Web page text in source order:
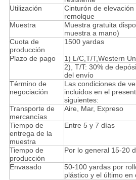
Utilización
Cinturón de
remolque
Muestra
Muestra gratuita
muestra a mano)
Cuota de
producción
1500 yardas
Plazo de pago
1) L/C,T/T,Western
2), T/T: 30% de
del envío
Término de
negociación
Las condiciones de
incluidos en el
siguientes:
Transporte de
mercancías
Aire, Mar, Expreso
Tiempo de
entrega de la
muestra
Entre 5 y 7 días
Tiempo de
producción
Por lo general 15-20
Envasado
50-100 yardas por
plástico y el último en